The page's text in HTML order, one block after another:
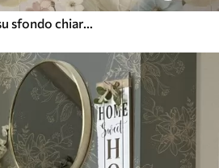
Tulipani e fiori pastello su sfondo chiaro screpolato